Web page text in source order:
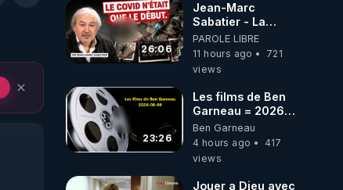
26:06
Jean-Marc
Sabatier - La
Covid-19 n'a été
que le début -
L'ARNm &
où auront-t-il ?
PAROLE LIBRE
11 hours ago
721
views
23:26
Les films de Ben
Garneau = 2026-
08-08
Ben Garneau
4 hours ago
417
views
Jouer a Dieu avec